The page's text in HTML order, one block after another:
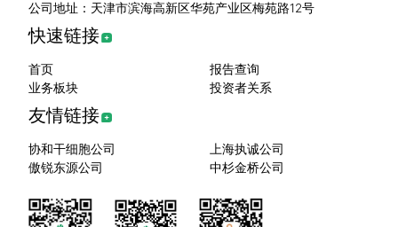
公司地址：天津市滨海高新区华苑产业区梅苑路12号
快速链接
首页
报告查询
业务板块
投资者关系
友情链接
协和干细胞公司
上海执诚公司
傲锐东源公司
中杉金桥公司